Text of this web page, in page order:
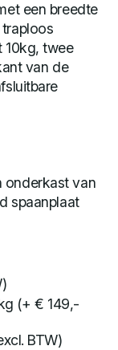
een breedte
10kg, twee
van de
onderkast van
spaanplaat
(+ € 149,-
BTW)